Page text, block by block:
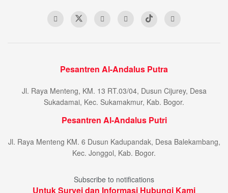
Pesantren Al-Andalus Putra
Jl. Raya Menteng, KM. 13 RT.03/04, Dusun Cijurey, Desa
Sukadamai, Kec. Sukamakmur, Kab. Bogor.
Pesantren Al-Andalus Putri
Jl. Raya Menteng KM. 6 Dusun Kadupandak, Desa Balekambang,
Kec. Jonggol, Kab. Bogor.
Subscribe to notifications
Untuk Survei dan Informasi Hubungi Kami